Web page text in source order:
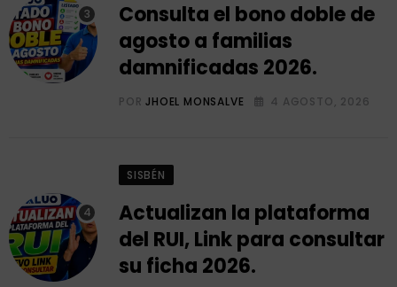
Consulta el bono doble de
agosto a familias
damnificadas 2026.
PORJHOEL MONSALVE 4 AGOSTO, 2026
SISBÉN
Actualizan la plataforma
del RUI, Link para consultar
su ficha 2026.